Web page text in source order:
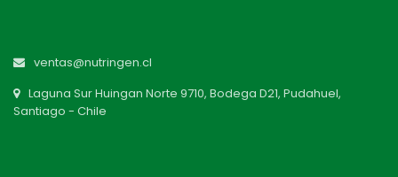
ventas@nutringen.cl
Laguna Sur Huingan Norte 9710, Bodega D21, Pudahuel,
Santiago - Chile